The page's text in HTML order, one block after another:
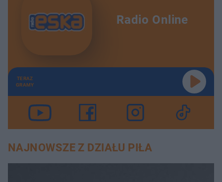
Radio Online
TERAZ
GRAMY
NAJNOWSZE Z DZIAŁU PIŁA